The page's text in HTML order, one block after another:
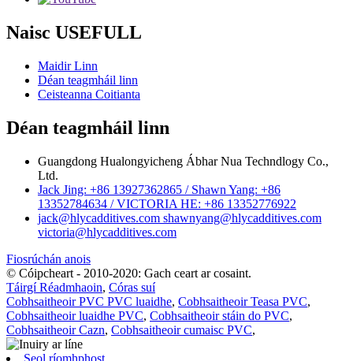
Naisc USEFULL
Maidir Linn
Déan teagmháil linn
Ceisteanna Coitianta
Déan teagmháil linn
Guangdong Hualongyicheng Ábhar Nua Techndlogy Co.,
Ltd.
Jack Jing: +86 13927362865 / Shawn Yang: +86
13352784634 / VICTORIA HE: +86 13352776922
jack@hlycadditives.com shawnyang@hlycadditives.com
victoria@hlycadditives.com
Fiosrúchán anois
© Cóipcheart - 2010-2020: Gach ceart ar cosaint.
Táirgí Réadmhaoin, Córas suí
Cobhsaitheoir PVC PVC luaidhe, Cobhsaitheoir Teasa PVC,
Cobhsaitheoir luaidhe PVC, Cobhsaitheoir stáin do PVC,
Cobhsaitheoir Cazn, Cobhsaitheoir cumaisc PVC,
Seol ríomhphost